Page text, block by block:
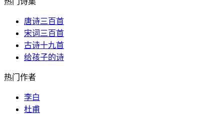
唐诗三百首
宋词三百首
古诗十九首
给孩子的诗
热门作者
李白
杜甫